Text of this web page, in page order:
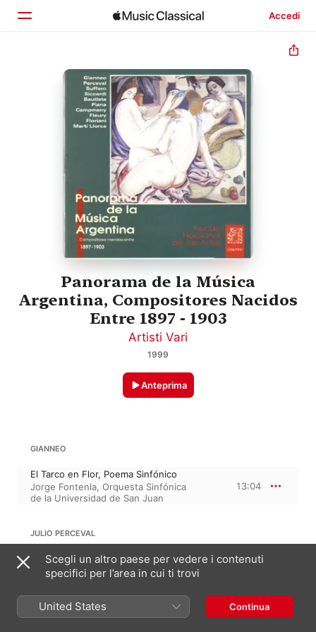
Accedi
Home
Cerca
Panorama de la Música
Argentina, Compositores Nacidos
Entre 1897 - 1903
Artisti Vari
1999
Anteprima
GIANNEO
El Tarco en Flor, Poema Sinfónico
Jorge Fontenla, Orquesta Sinfónica
de la Universidad de San Juan
13:04
JULIO PERCEVAL
Natividad, para Órgano
Armando Fernández Arroyo
CARLOS SUFFERN 5:52
Scegli un altro paese per vedere i contenuti
specifici per l’area in cui ti trovi
United States Continua